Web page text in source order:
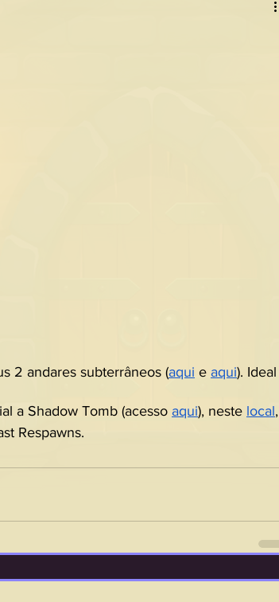
2 andares subterrâneos (aqui e aqui). Ideal
a Shadow Tomb (acesso aqui), neste local,
Respawns.